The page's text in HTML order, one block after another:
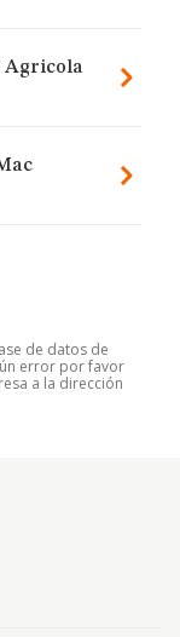
Agricola
de datos de
error por favor
a la dirección